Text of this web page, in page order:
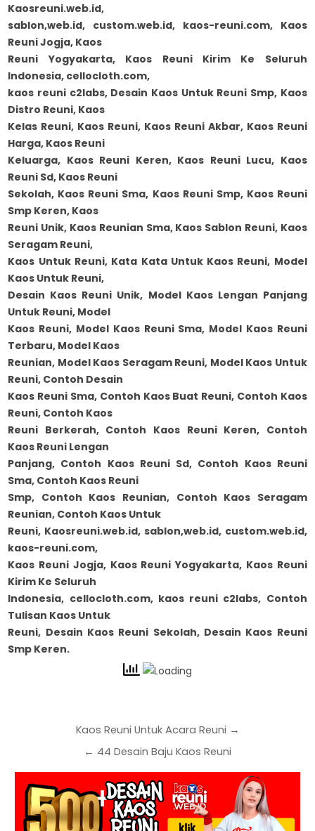
Kaosreuni.web.id,
sablon,web.id, custom.web.id, kaos-reuni.com, Kaos
Reuni Jogja, Kaos
Reuni Yogyakarta, Kaos Reuni Kirim Ke Seluruh
Indonesia, cellocloth.com,
kaos reuni c2labs, Desain Kaos Untuk Reuni Smp, Kaos
Distro Reuni, Kaos
Kelas Reuni, Kaos Reuni, Kaos Reuni Akbar, Kaos Reuni
Harga, Kaos Reuni
Keluarga, Kaos Reuni Keren, Kaos Reuni Lucu, Kaos
Reuni Sd, Kaos Reuni
Sekolah, Kaos Reuni Sma, Kaos Reuni Smp, Kaos Reuni
Smp Keren, Kaos
Reuni Unik, Kaos Reunian Sma, Kaos Sablon Reuni, Kaos
Seragam Reuni,
Kaos Untuk Reuni, Kata Kata Untuk Kaos Reuni, Model
Kaos Untuk Reuni,
Desain Kaos Reuni Unik, Model Kaos Lengan Panjang
Untuk Reuni, Model
Kaos Reuni, Model Kaos Reuni Sma, Model Kaos Reuni
Terbaru, Model Kaos
Reunian, Model Kaos Seragam Reuni, Model Kaos Untuk
Reuni, Contoh Desain
Kaos Reuni Sma, Contoh Kaos Buat Reuni, Contoh Kaos
Reuni, Contoh Kaos
Reuni Berkerah, Contoh Kaos Reuni Keren, Contoh
Kaos Reuni Lengan
Panjang, Contoh Kaos Reuni Sd, Contoh Kaos Reuni
Sma, Contoh Kaos Reuni
Smp, Contoh Kaos Reunian, Contoh Kaos Seragam
Reunian, Contoh Kaos Untuk
Reuni, Kaosreuni.web.id, sablon,web.id, custom.web.id,
kaos-reuni.com,
Kaos Reuni Jogja, Kaos Reuni Yogyakarta, Kaos Reuni
Kirim Ke Seluruh
Indonesia, cellocloth.com, kaos reuni c2labs, Contoh
Tulisan Kaos Untuk
Reuni, Desain Kaos Reuni Sekolah, Desain Kaos Reuni
Smp Keren.
Kaos Reuni Untuk Acara Reuni →
← 44 Desain Baju Kaos Reuni